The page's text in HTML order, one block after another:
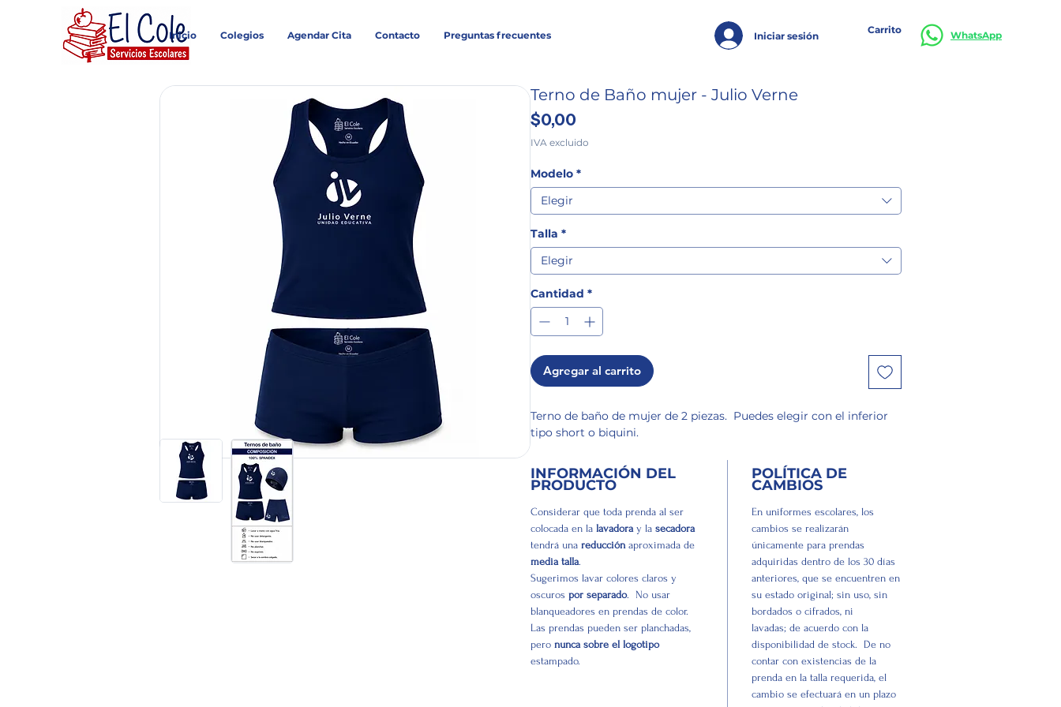
Inicio Colegios Agendar Cita Contacto Preguntas frecuentes Iniciar sesión Carrito WhatsApp
Terno de Baño mujer - Julio Verne
$0,00
IVA excluido
Modelo *
Elegir
Talla *
Elegir
Cantidad *
Agregar al carrito
Terno de baño de mujer de 2 piezas. Puedes elegir con el inferior
tipo short o biquini.
INFORMACIÓN DEL
PRODUCTO
Considerar que toda prenda al ser
colocada en la lavadora y la secadora
tendrá una reducción aproximada de
media talla.
Sugerimos lavar colores claros y
oscuros por separado. No usar
blanqueadores en prendas de color.
Las prendas pueden ser planchadas,
pero nunca sobre el logotipo
estampado.
POLÍTICA DE
CAMBIOS
En uniformes escolares, los
cambios se realizarán
únicamente para prendas
adquiridas dentro de los 30 días
anteriores, que se encuentren en
su estado original; sin uso, sin
bordados o cifrados, ni
lavadas; de acuerdo con la
disponibilidad de stock. De no
contar con existencias de la
prenda en la talla requerida, el
cambio se efectuará en un plazo